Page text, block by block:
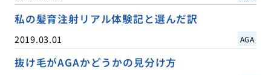
私の髪育注射リアル体験記と選んだ訳
2019.03.01 AGA
抜け毛がAGAかどうかの見分け方